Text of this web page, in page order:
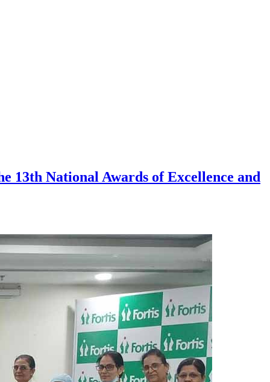
13th National Awards of Excellence and